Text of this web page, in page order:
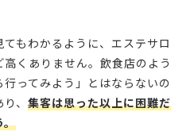
もわかるように、エステサロ
くありません。飲食店のよう
ってみよう」とはならないの
、 集客は思った以上に困難だ
。